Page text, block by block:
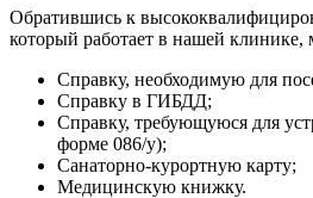
Обратившись к
который работает в нашей
Справку, необходимую для
Справку в ГИБДД;
Справку, требующуюся для
форме 086/у);
Санаторно-курортную карту;
Медицинскую книжку.